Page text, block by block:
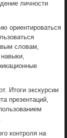
личности
ориентироваться
словам,
Итоги экскурсии
презентаций,
контроля на